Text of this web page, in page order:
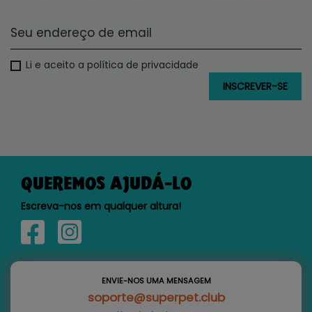
Li e aceito a política de privacidade
QUEREMOS AJUDÁ-LO
Escreva-nos em qualquer altura!
ENVIE-NOS UMA MENSAGEM
soporte@superpet.club